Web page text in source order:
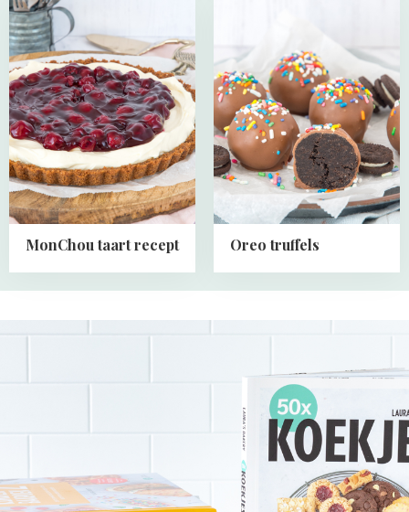
MonChou taart recept
Read
more
about
MonChou
taart
recept
Oreo truffels
about
Oreo
truffels